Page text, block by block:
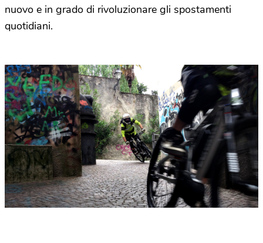
nuovo e in grado di rivoluzionare gli spostamenti
quotidiani.